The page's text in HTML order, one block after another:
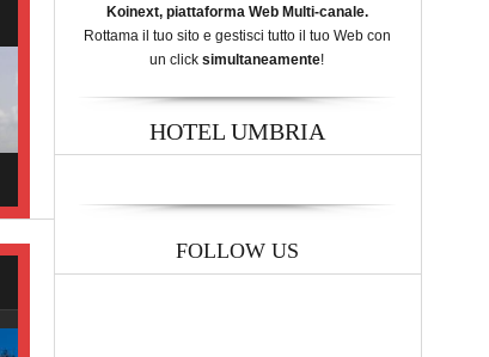
Koinext, piattaforma Web Multi-canale.
Rottama il tuo sito e gestisci tutto il tuo Web con
un click simultaneamente!
HOTEL UMBRIA
FOLLOW US